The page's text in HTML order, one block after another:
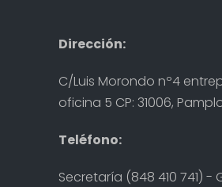
Dirección:
C/Luis Morondo nº4
oficina 5 CP: 31006,
Teléfono:
Secretaría (848 410 741) -